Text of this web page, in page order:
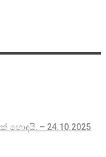
– 24.10.2025